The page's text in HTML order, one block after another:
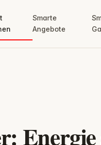
Smarte
Angebote